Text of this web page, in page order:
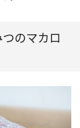
のマカロ